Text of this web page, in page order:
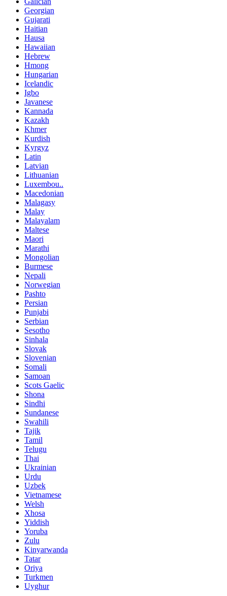
Georgian
Gujarati
Haitian
Hausa
Hawaiian
Hebrew
Hmong
Hungarian
Icelandic
Igbo
Javanese
Kannada
Kazakh
Khmer
Kurdish
Kyrgyz
Latin
Latvian
Lithuanian
Luxembou..
Macedonian
Malagasy
Malay
Malayalam
Maltese
Maori
Marathi
Mongolian
Burmese
Nepali
Norwegian
Pashto
Persian
Punjabi
Serbian
Sesotho
Sinhala
Slovak
Slovenian
Somali
Samoan
Scots Gaelic
Shona
Sindhi
Sundanese
Swahili
Tajik
Tamil
Telugu
Thai
Ukrainian
Urdu
Uzbek
Vietnamese
Welsh
Xhosa
Yiddish
Yoruba
Zulu
Kinyarwanda
Tatar
Oriya
Turkmen
Uyghur